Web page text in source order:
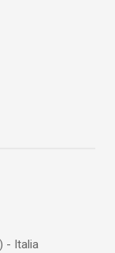
- Italia